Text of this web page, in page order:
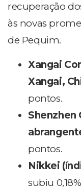
recuperação
às novas
de Pequim.
Xangai
Xangai,
pontos.
Shenzhen
pontos.
Nikkei
subiu